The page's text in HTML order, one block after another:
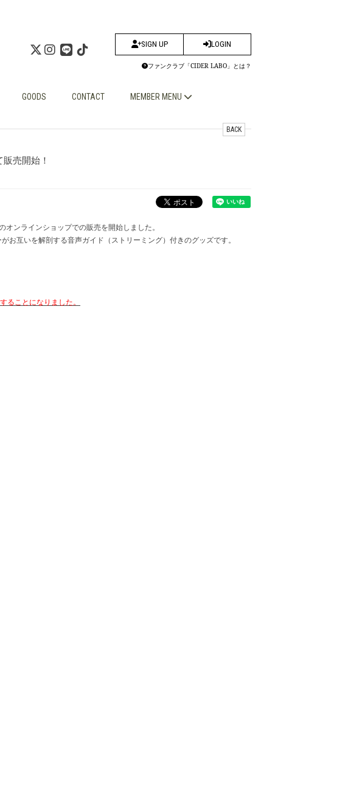
SIGN UP LOGIN
ファンクラブ「CIDER LABO」とは？
GOODS CONTACT MEMBER MENU
BACK
売開始！
ンラインショップでの販売を開始しました。
互いを解剖する音声ガイド（ストリーミング）付きのグッズです。
ることになりました。